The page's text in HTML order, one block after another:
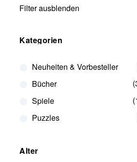
Filter ausblenden
Kategorien
Neuheiten & Vorbesteller
Bücher
Spiele
Puzzles
Alter